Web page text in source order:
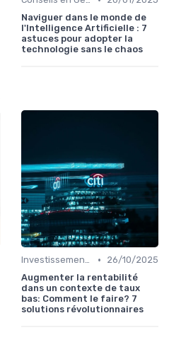
Naviguer dans le monde de
l'Intelligence Artificielle : 7
astuces pour adopter la
technologie sans le chaos
Investissements et Épargne Retraite •
26/10/2025
Augmenter la rentabilité
dans un contexte de taux
bas: Comment le faire? 7
solutions révolutionnaires